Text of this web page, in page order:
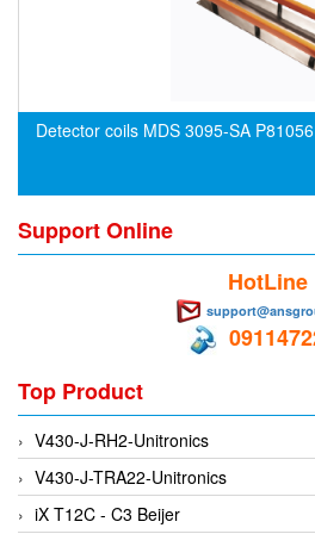
DESAX
Diakont
Di-Soric
Di-Soric
Dixon Valve
Doctor Led Vietnam
Detector coils MDS 3095-SA
Support Online
HotLine
Top Product
V430-J-RH2-Unitronics
V430-J-TRA22-Unitronics
iX T12C - C3 Beijer